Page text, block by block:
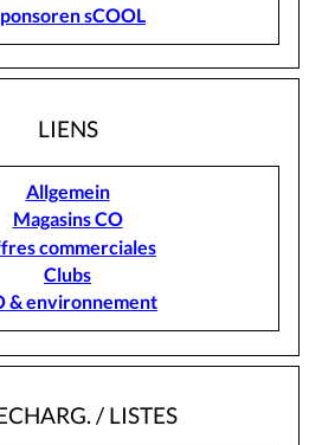
sCOOL
LIENS
Allgemein
Magasins CO
commerciales
Clubs
& environnement
/ LISTES